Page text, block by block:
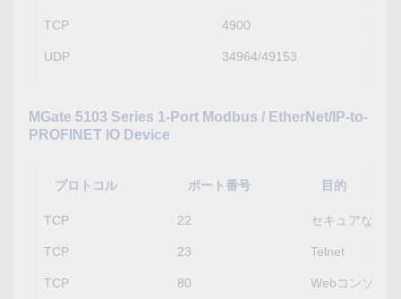
TCP 4900
UDP 34964/49153
MGate 5103 Series 1-Port Modbus / EtherNet/IP-to-
PROFINET IO Device
プロトコル ポート番号 目的
TCP 22 セキュアな
TCP 23 Telnet
TCP 80 Webコンソー